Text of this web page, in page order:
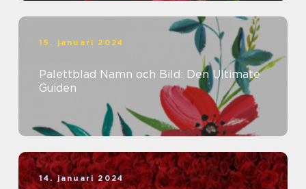
15. januari 2024
Palettblad Namn och Bild: Den Ultimate
Guiden
14. januari 2024